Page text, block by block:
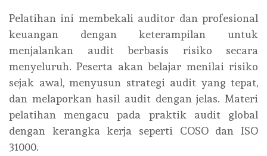
Pelatihan ini membekali auditor dan profesional
keuangan dengan keterampilan untuk
menjalankan audit berbasis risiko secara
menyeluruh. Peserta akan belajar menilai risiko
sejak awal, menyusun strategi audit yang tepat,
dan melaporkan hasil audit dengan jelas. Materi
pelatihan mengacu pada praktik audit global
dengan kerangka kerja seperti COSO dan ISO
31000.